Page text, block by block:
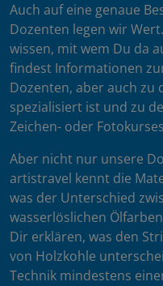
Auch auf eine genaue
Dozenten legen wir
wissen, mit wem Du da
findest Informationen
Dozenten, aber auch zu
spezialisiert ist und zu
Zeichen- oder
Aber nicht nur unsere
artistravel kennt die
was der Unterschied
wasserlöslichen
Dir erklären, was den
von Holzkohle
Technik mindestens